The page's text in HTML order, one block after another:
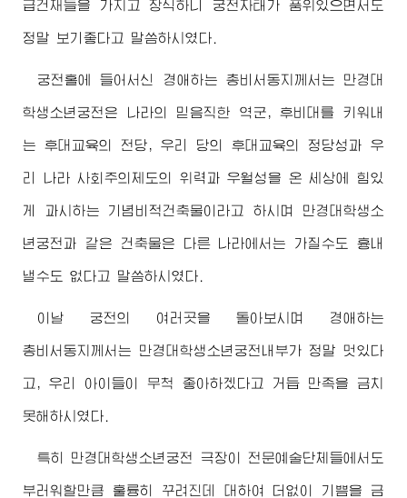
급건재들을 가지고 장식하니 궁전자태가 품위있으면서도
정말 보기좋다고 말씀하시였다.
궁전홀에 들어서신 경애하는 총비서동지께서 는 만경대
학생소년궁전은 나라의 믿음직한 역군, 후비대를 키워내
는 후대교육의 전당, 우리 당의 후대교육의 정당성과 우
리 나라 사회주의제도의 위력과 우월성을 온 세상에 힘있
게 과시하는 기념비적건축물이라고 하시며 만경대학생소
년궁전과 같은 건축물은 다른 나라에서는 가질수도 흉내
낼수도 없다고 말씀하시였다.
이날 궁전의 여러곳을 돌아보시며 경애하는
총비서동지께서 는 만경대학생소년궁전내부가 정말 멋있다
고, 우리 아이들이 무척 좋아하겠다고 거듭 만족을 금치
못해하시였다.
특히 만경대학생소년궁전 극장이 전문예술단체들에서도
부러워할만큼 훌륭히 꾸려진데 대하여 더없이 기쁨을 금